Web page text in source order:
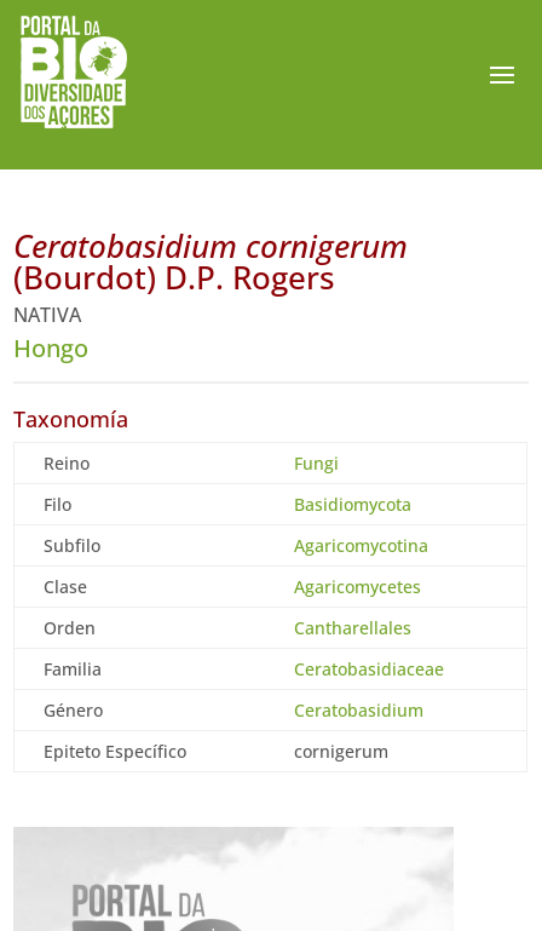
Ceratobasidium cornigerum
(Bourdot) D.P. Rogers
NATIVA
Hongo
Taxonomía
Reino
Fungi
Filo
Basidiomycota
Subfilo
Agaricomycotina
Clase
Agaricomycetes
Orden
Cantharellales
Familia
Ceratobasidiaceae
Género
Ceratobasidium
Epiteto Específico
cornigerum